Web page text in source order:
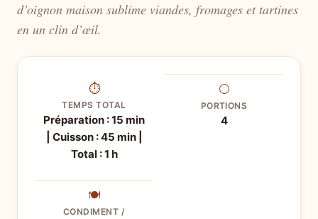
d’oignon maison sublime viandes, fromages et tartines
en un clin d’œil.
⏱
TEMPS TOTAL
Préparation : 15 min
| Cuisson : 45 min |
Total : 1 h
⚪
PORTIONS
4
🍽
CONDIMENT /